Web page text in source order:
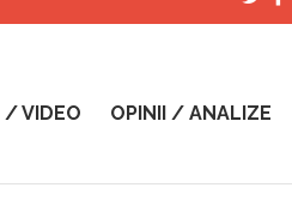
/ VIDEO OPINII / ANALIZE